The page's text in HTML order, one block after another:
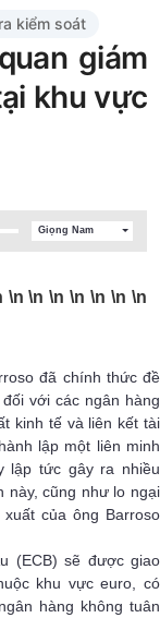
kiểm soát
giám
khu vực
Giọng Nam
\n\n\n\n\n\n\n
đã chính thức đề
với các ngân hàng
kinh tế và liên kết tài
lập một liên minh
lập tức gây ra nhiều
này, cũng như lo ngại
của ông Barroso
(ECB) sẽ được giao
khu vực euro, có
hàng không tuân